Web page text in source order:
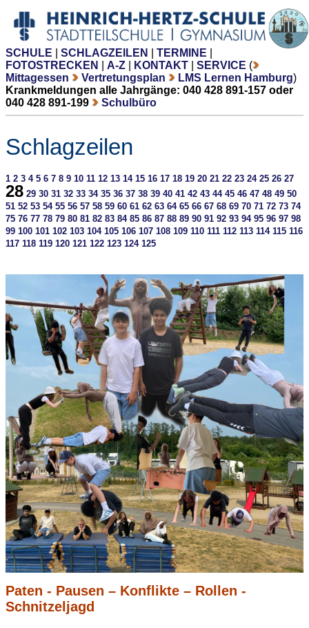
SCHULE SCHLAGZEILEN TERMINE
FOTOSTRECKEN
A-Z KONTAKT SERVICE (
Mittagessen
Vertretungsplan LMS Lernen Hamburg)
Krankmeldungen alle Jahrgänge: 040 428 891-157 oder
040 428 891-199
Schulbüro
Schlagzeilen
1 2 3 4 5 6 7 8 9 10 11 12 13 14 15 16 17 18 19 20 21 22 23 24 25 26 27
28 29 30 31 32 33 34 35 36 37 38 39 40 41 42 43 44 45 46 47 48 49 50
51 52 53 54 55 56 57 58 59 60 61 62 63 64 65 66 67 68 69 70 71 72 73 74
75 76 77 78 79 80 81 82 83 84 85 86 87 88 89 90 91 92 93 94 95 96 97 98
99 100 101 102 103 104 105 106 107 108 109 110 111 112 113 114 115 116
117 118 119 120 121 122 123 124 125
Paten - Pausen – Konflikte – Rollen -
Schnitzeljagd